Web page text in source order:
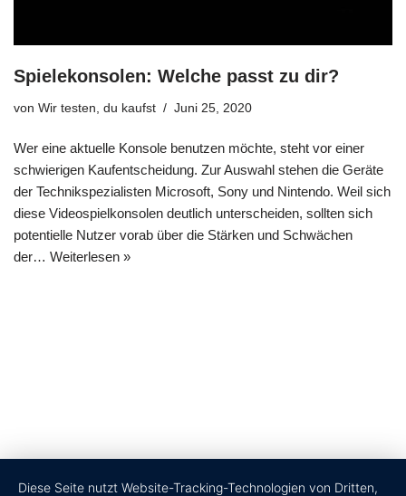
Spielekonsolen: Welche passt zu dir?
von Wir testen, du kaufst Juni 25, 2020
Wer eine aktuelle Konsole benutzen möchte, steht vor einer
schwierigen Kaufentscheidung. Zur Auswahl stehen die Geräte
der Technikspezialisten Microsoft, Sony und Nintendo. Weil sich
diese Videospielkonsolen deutlich unterscheiden, sollten sich
potentielle Nutzer vorab über die Stärken und Schwächen
der… Weiterlesen »
Diese Seite nutzt Website-Tracking-Technologien von Dritten,